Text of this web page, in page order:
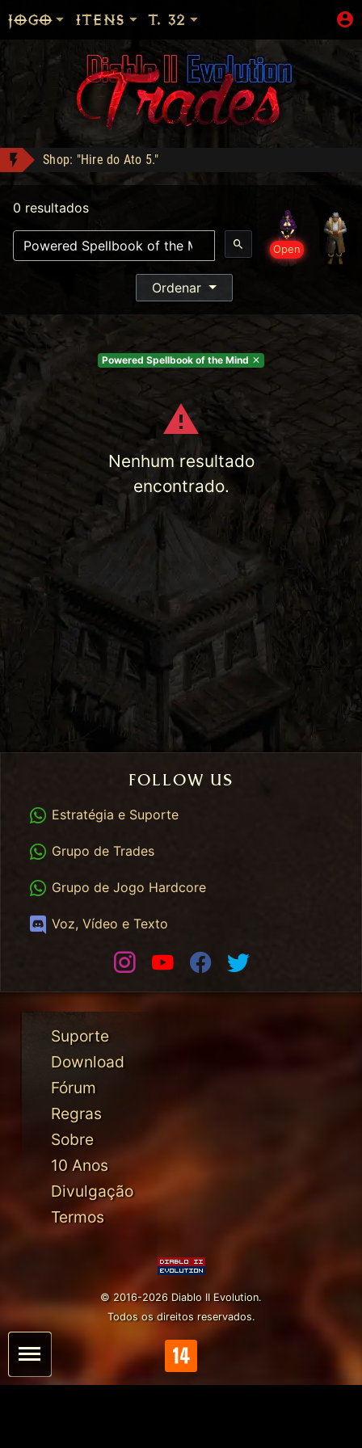
Shop: "Hire do Ato 5."
Bottled Demons - Lance: 50
DM conquistou Tryhard 95!
Templar's Might - Compra: 600
Sanon conquistou Explorer!
LOJA_DO_FAKE conquistou Vice Baal Speed!
Tyrael's Might - Compra: 900
JOGO ITENS T. 32
Open
0 resultados
Ordenar
Powered Spellbook of the Mind
Nenhum resultado
encontrado.
FOLLOW US
WhatsApp
Estratégia e Suporte
WhatsApp Trades
Grupo de Trades
WhatsApp HC
Grupo de Jogo Hardcore
Discord
Voz, Vídeo e Texto
InstagramYoutubeFacebook
Suporte
Download
Fórum
Regras
Sobre
10 Anos
Divulgação
Termos
© 2016-2026 Diablo II Evolution.
Todos os direitos reservados.